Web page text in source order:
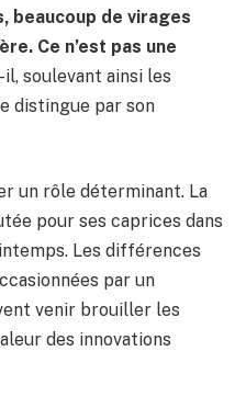
beaucoup de virages
Ce n’est pas une
soulevant ainsi les
distingue par son
un rôle déterminant. La
pour ses caprices dans
Les différences
par un
venir brouiller les
des innovations